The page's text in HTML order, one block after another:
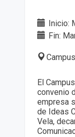
Inicio:
Fin:
El
convenio
empresa
de Ideas
Vela,